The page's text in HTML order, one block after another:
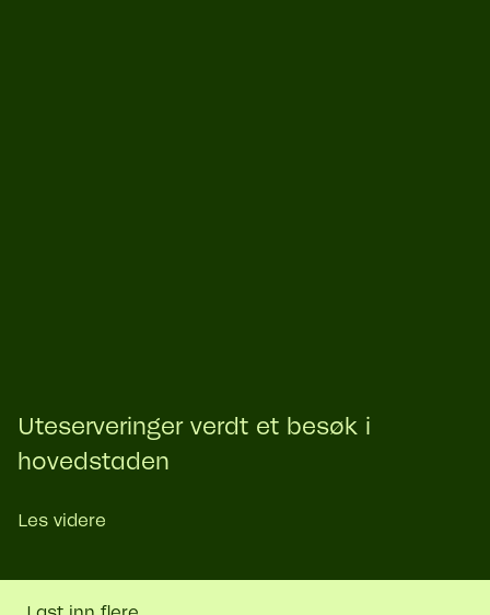
Uteserveringer verdt et besøk i
hovedstaden
Les videre